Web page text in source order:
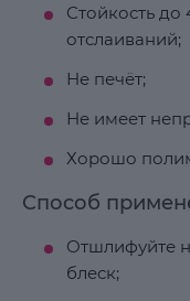
Стойкость до
отслаиваний;
Не печёт;
Не имеет
Хорошо
Способ
Отшлифуйте
блеск;